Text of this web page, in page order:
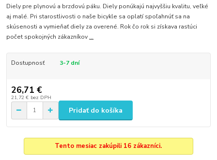
Diely pre plynovú a brzdovú páku. Diely ponúkajú najvyššiu kvalitu, veľké
aj malé. Pri starostlivosti o naše bicykle sa oplatí spoľahnúť sa na
skúsenosti a vymieňať diely za overené. Rok čo rok si získava rastúci
počet spokojných zákazníkov ...
Dostupnosť 3-7 dní
26,71 €
21,72 € bez DPH
Pridať do košíka
Tento mesiac zakúpili 16 zákazníci.